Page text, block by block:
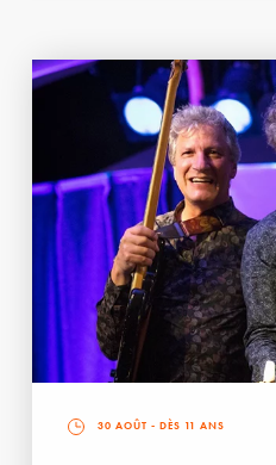
30 AOÛT - DÈS 11 ANS